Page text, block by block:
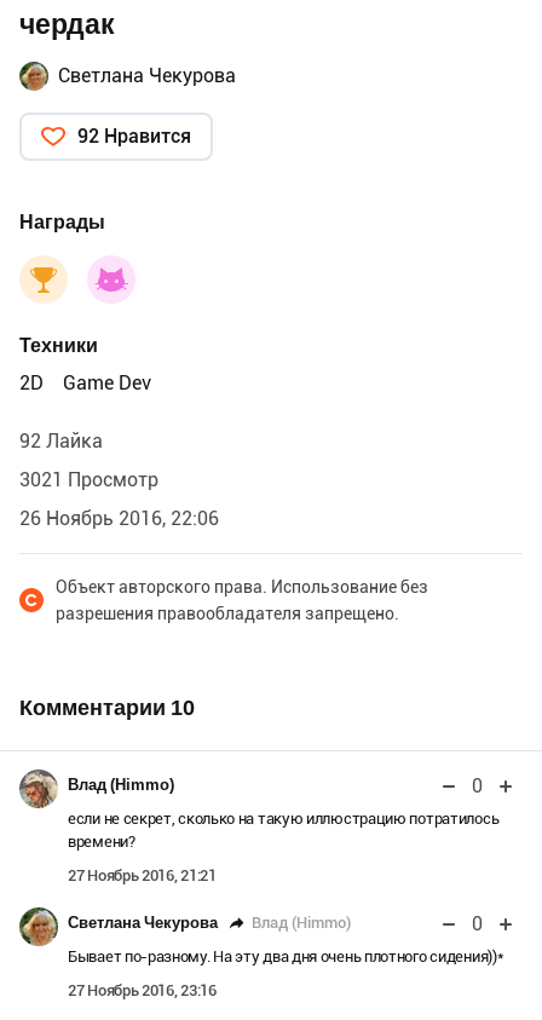
чердак
Светлана Чекурова
92 Нравится
Награды
Техники
2D
Game Dev
92 Лайка
3021 Просмотр
26 Ноябрь 2016, 22:06
Объект авторского права. Использование без
разрешения правообладателя запрещено.
Комментарии 10
Влад (Himmo) 0
если не секрет, сколько на такую иллюстрацию потратилось
времени?
27 Ноябрь 2016, 21:21
Светлана Чекурова Влад (Himmo) 0
Бывает по-разному. На эту два дня очень плотного сидения))*
27 Ноябрь 2016, 23:16